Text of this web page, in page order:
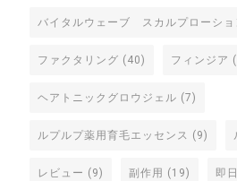
バイタルウェーブ スカルプローショ
ファクタリング (40) フィンジア
ヘアトニックグロウジェル (7)
ルプルプ薬用育毛エッセンス (9)
レビュー (9) 副作用 (19) 即